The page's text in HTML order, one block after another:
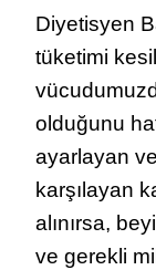
Diyetisyen
tüketimi
olduğunu
ayarlayan
karşılayan
alınırsa,
ve gerekli